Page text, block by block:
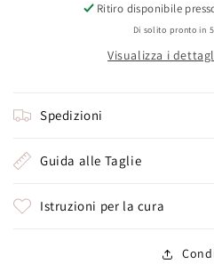
Ritiro disponibile
Di solito pronto in
Visualizza i
Spedizioni
Guida alle Taglie
Istruzioni per la cura